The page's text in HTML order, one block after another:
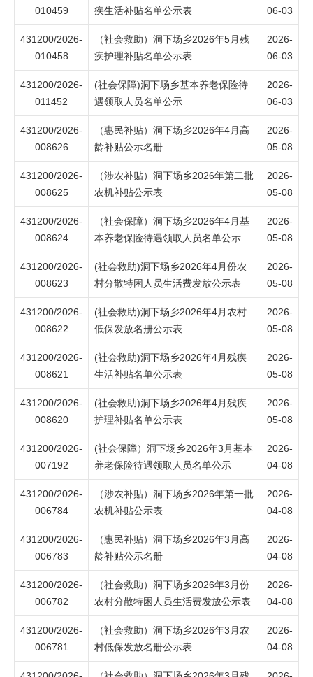
010459
疾生活补贴名单公示表
06-03
431200/2026-
010458
（社会救助）洞下场乡2026年5月残
疾护理补贴名单公示表
2026-
06-03
431200/2026-
011452
(社会保障)洞下场乡基本养老保险待
遇领取人员名单公示
2026-
06-03
431200/2026-
008626
（惠民补贴）洞下场乡2026年4月高
龄补贴公示名册
2026-
05-08
431200/2026-
008625
（涉农补贴）洞下场乡2026年第二批
农机补贴公示表
2026-
05-08
431200/2026-
008624
（社会保障）洞下场乡2026年4月基
本养老保险待遇领取人员名单公示
2026-
05-08
431200/2026-
008623
(社会救助)洞下场乡2026年4月份农
村分散特困人员生活费发放公示表
2026-
05-08
431200/2026-
008622
(社会救助)洞下场乡2026年4月农村
低保发放名册公示表
2026-
05-08
431200/2026-
008621
(社会救助)洞下场乡2026年4月残疾
生活补贴名单公示表
2026-
05-08
431200/2026-
008620
(社会救助)洞下场乡2026年4月残疾
护理补贴名单公示表
2026-
05-08
431200/2026-
007192
(社会保障）洞下场乡2026年3月基本
养老保险待遇领取人员名单公示
2026-
04-08
431200/2026-
006784
（涉农补贴）洞下场乡2026年第一批
农机补贴公示表
2026-
04-08
431200/2026-
006783
（惠民补贴）洞下场乡2026年3月高
龄补贴公示名册
2026-
04-08
431200/2026-
006782
（社会救助）洞下场乡2026年3月份
农村分散特困人员生活费发放公示表
2026-
04-08
431200/2026-
006781
（社会救助）洞下场乡2026年3月农
村低保发放名册公示表
2026-
04-08